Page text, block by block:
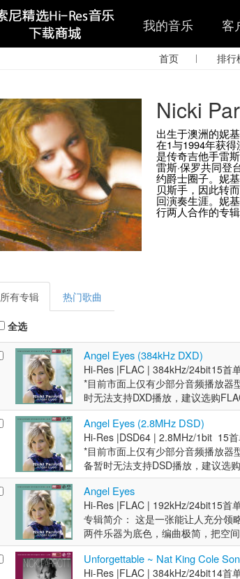
我的音乐 客
首页 | 排行
Nicki
出生于澳洲的妮
在1与1994年获
是传奇吉他手雷
雷斯·保罗共同登
约爵士圈子。妮
贝斯手，因此转
回演奏生涯。妮
行两人合作的专辑
所有专辑 热门歌曲
全选
Angel Eyes (384kHz DXD)
Hi-Res |FLAC | 384kHz/24bit15首
*目前市面上仅有少部分音频播放
时无法支持DXD播放，建议选购
Parrott）声乐魅力的专辑。这张专
她的演唱不靠技巧堆叠，而是用一
都掌握得恰到好处。钢琴与贝斯的
底，仿佛坐在小型爵士俱乐部的角
纽约铱星爵士俱乐部与传奇吉他手
她与保罗·麦卡特尼、Slash、史蒂
勒格朗、斯科特·汉密尔顿、拉里·
器的简单编制里，她反而更加游刃
手、歌手，生于纽卡斯尔。四岁学
乐学院学习爵士乐，在校期间开始
·克莱默（Daniel Kramer）、美国
Angel Eyes (2.8MHz DSD)
Hi-Res |DSD64 | 2.8MHz/1bit 15
*目前市面上仅有少部分音频播放
备暂时无法支持DSD播放，建议选
Parrott）声乐魅力的专辑。这张专
她的演唱不靠技巧堆叠，而是用一
都掌握得恰到好处。钢琴与贝斯的
底，仿佛坐在小型爵士俱乐部的角
纽约铱星爵士俱乐部与传奇吉他手
她与保罗·麦卡特尼、Slash、史蒂
勒格朗、斯科特·汉密尔顿、拉里·
Angel Eyes
Hi-Res |FLAC | 192kHz/24bit15首
专辑简介： 这是一张能让人充分领
两件乐器为底色，编曲极简，把空
呼吸感去处理每一首标准情歌，旋
的声音走，不抢戏，也不冷场。钢
整晚的情歌，浪漫而不造作。2000
Unforgettable ~ Nat King Cole
Hi-Res |FLAC | 384kHz/24bit14首